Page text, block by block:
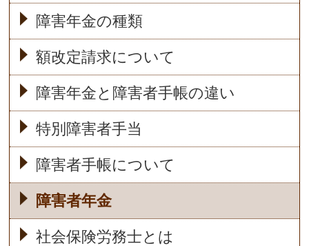
障害年金の種類
額改定請求について
障害年金と障害者手帳の違い
特別障害者手当
障害者手帳について
障害者年金
社会保険労務士とは